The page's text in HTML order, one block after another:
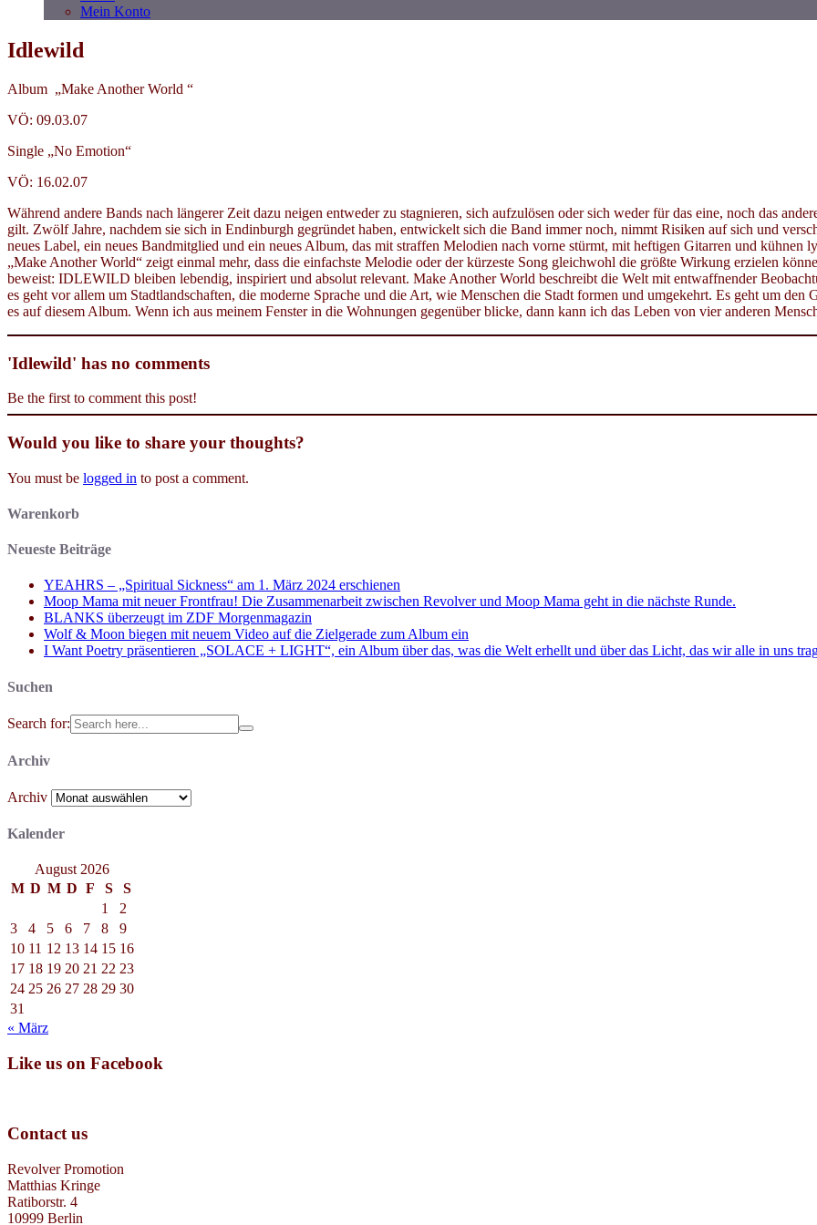
Mein Konto
Idlewild
Album „Make Another World “
VÖ: 09.03.07
Single „No Emotion“
VÖ: 16.02.07
Während andere Bands nach längerer Zeit dazu neigen entweder zu stagnieren, sich aufzulösen oder sich weder für das eine, noch das
gilt. Zwölf Jahre, nachdem sie sich in Endinburgh gegründet haben, entwickelt sich die Band immer noch, nimmt Risiken auf sich und
neues Label, ein neues Bandmitglied und ein neues Album, das mit straffen Melodien nach vorne stürmt, mit heftigen Gitarren und
„Make Another World“ zeigt einmal mehr, dass die einfachste Melodie oder der kürzeste Song gleichwohl die größte Wirkung erzielen
beweist: IDLEWILD bleiben lebendig, inspiriert und absolut relevant. Make Another World beschreibt die Welt mit entwaffnender
es geht vor allem um Stadtlandschaften, die moderne Sprache und die Art, wie Menschen die Stadt formen und umgekehrt. Es geht um
es auf diesem Album. Wenn ich aus meinem Fenster in die Wohnungen gegenüber blicke, dann kann ich das Leben von vier anderen
'Idlewild' has no comments
Be the first to comment this post!
Would you like to share your thoughts?
You must be logged in to post a comment.
Warenkorb
Neueste Beiträge
YEAHRS – „Spiritual Sickness“ am 1. März 2024 erschienen
Moop Mama mit neuer Frontfrau! Die Zusammenarbeit zwischen Revolver und Moop Mama geht in die nächste Runde.
BLANKS überzeugt im ZDF Morgenmagazin
Wolf & Moon biegen mit neuem Video auf die Zielgerade zum Album ein
I Want Poetry präsentieren „SOLACE + LIGHT“, ein Album über das, was die Welt erhellt und über das Licht, das wir alle in uns
Suchen
Search for:
Archiv
Archiv
Kalender
August 2026
M D M D F S
S
1
2
3
4 5 6 7 8
9
10 11 12 13 14 15 16
17 18 19 20 21 22 23
24 25 26 27 28 29 30
31
« März
Like us on Facebook
Contact us
Revolver Promotion
Matthias Kringe
Ratiborstr. 4
10999 Berlin